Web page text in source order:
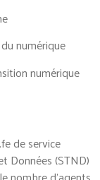
numérique
numérique
de service
Données (STND)